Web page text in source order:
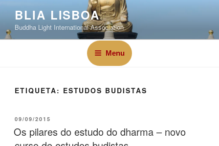
BLIA LISBOA
Buddha Light International Association
Menu
ETIQUETA: ESTUDOS BUDISTAS
09/09/2015
Os pilares do estudo do dharma – novo